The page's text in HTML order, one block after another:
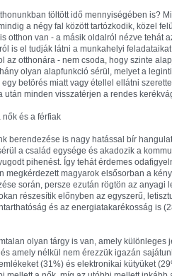
töltött idő mennyiségében is?
a négy fal között tartózkodik, közel
otthon van - a másik oldalról nézve tehát
is el tudják látni a munkahelyi
az otthonára - nem csoda, hogy szinte
olyan alapfunkció sérül, melyet a
betörés miatt vagy étellel ellátni
után minden visszatérjen a rendes
nők és a férfiak
berendezése is nagy hatással bír
a család egysége és akadozik a
pihenést. Így tehát érdemes
megkérdezett magyarok elsősorban a
során, persze ezután rögtön az anyagi
részesítik előnyben az egyszerű,
és az energiatakarékosság is
olyan tárgy is van, amely különleges
amely nélkül nem érezzük igazán
(31%) és elektronikai kütyüket